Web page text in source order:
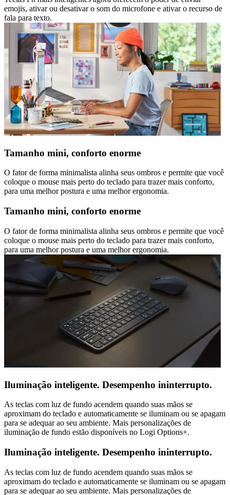
emojis, ativar ou desativar o som do microfone e ativar o recurso de
fala para texto.
Tamanho mini, conforto enorme
O fator de forma minimalista alinha seus ombros e permite que você
coloque o mouse mais perto do teclado para trazer mais conforto,
para uma melhor postura e uma melhor ergonomia.
Tamanho mini, conforto enorme
O fator de forma minimalista alinha seus ombros e permite que você
coloque o mouse mais perto do teclado para trazer mais conforto,
para uma melhor postura e uma melhor ergonomia.
Iluminação inteligente. Desempenho ininterrupto.
As teclas com luz de fundo acendem quando suas mãos se
aproximam do teclado e automaticamente se iluminam ou se apagam
para se adequar ao seu ambiente. Mais personalizações de
iluminação de fundo estão disponíveis no Logi Options+.
Iluminação inteligente. Desempenho ininterrupto.
As teclas com luz de fundo acendem quando suas mãos se
aproximam do teclado e automaticamente se iluminam ou se apagam
para se adequar ao seu ambiente. Mais personalizações de